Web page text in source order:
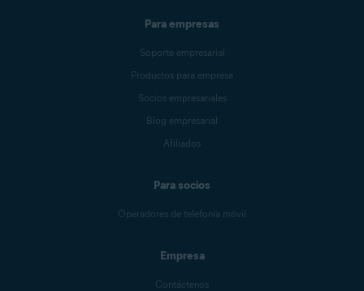
Para empresas
Soporte empresarial
Productos para empresa
Socios empresariales
Blog empresarial
Afiliados
Para socios
Operadores de telefonía móvil
Empresa
Contáctenos